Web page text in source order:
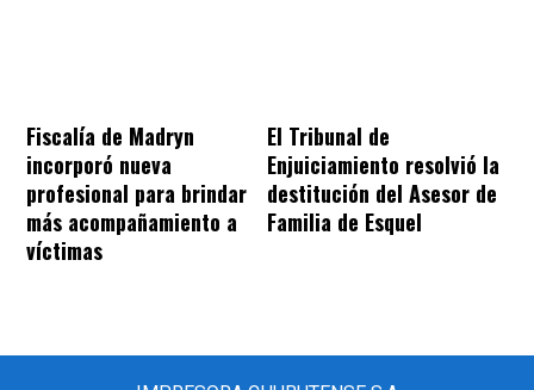
Fiscalía de Madryn
incorporó nueva
profesional para brindar
más acompañamiento a
víctimas
El Tribunal de
Enjuiciamiento resolvió la
destitución del Asesor de
Familia de Esquel